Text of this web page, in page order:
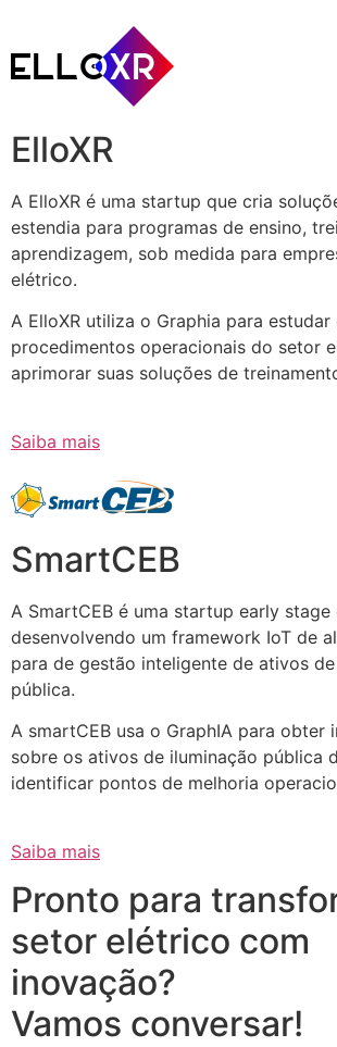
ElloXR
A ElloXR é uma startup que cria
estendia para programas de ensino,
aprendizagem, sob medida para
elétrico.
A ElloXR utiliza o Graphia para estudar
procedimentos operacionais do setor
aprimorar suas soluções de
Saiba mais
SmartCEB
A SmartCEB é uma startup early stage
desenvolvendo um framework IoT de
para de gestão inteligente de ativos
pública.
A smartCEB usa o GraphIA para obter
sobre os ativos de iluminação pública
identificar pontos de melhoria
Saiba mais
Pronto para
setor elétrico com
inovação?
Vamos conversar!